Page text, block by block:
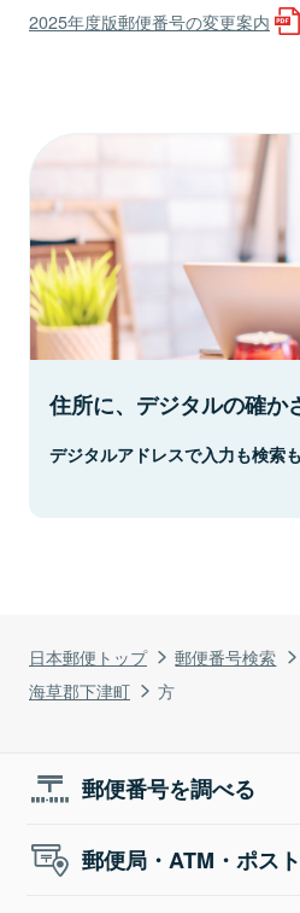
日本郵便トップ 郵便番号検索
海草郡下津町
方
2025年度版郵便番号の変更案内
住所に、デジタルの確か
デジタルアドレスで入力も検索
郵便番号を調べる
郵便局・ATM・ポス